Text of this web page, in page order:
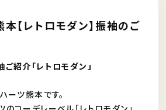
【レトロモダン】振袖のご
紹介「レトロモダン」
ーツ熊本です。